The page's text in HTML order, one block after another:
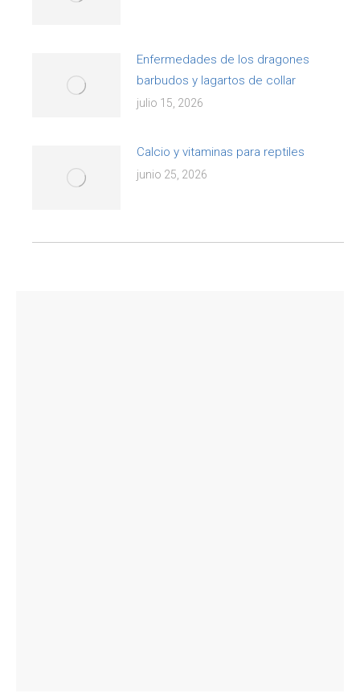
Enfermedades de los dragones
barbudos y lagartos de collar
julio 15, 2026
Calcio y vitaminas para reptiles
junio 25, 2026